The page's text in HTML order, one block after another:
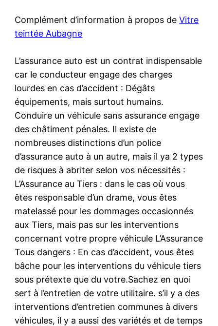
Complément d’information à propos deVitre
teintée Aubagne
L’assurance auto est un contrat indispensable
car le conducteur engage des charges
lourdes en cas d’accident : Dégâts
équipements, mais surtout humains.
Conduire un véhicule sans assurance engage
des châtiment pénales. Il existe de
nombreuses distinctions d’un police
d’assurance auto à un autre, mais il ya 2 types
de risques à abriter selon vos nécessités :
L’Assurance au Tiers : dans le cas où vous
êtes responsable d’un drame, vous êtes
matelassé pour les dommages occasionnés
aux Tiers, mais pas sur les interventions
concernant votre propre véhicule L’Assurance
Tous dangers : En cas d’accident, vous êtes
bâche pour les interventions du véhicule tiers
sous prétexte que du votre.Sachez en quoi
sert à l’entretien de votre utilitaire. s’il y a des
interventions d’entretien communes à divers
véhicules, il y a aussi des variétés et de temps